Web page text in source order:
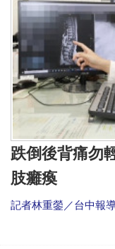
跌倒後背痛勿
肢癱瘓
記者林重鎣／台中報